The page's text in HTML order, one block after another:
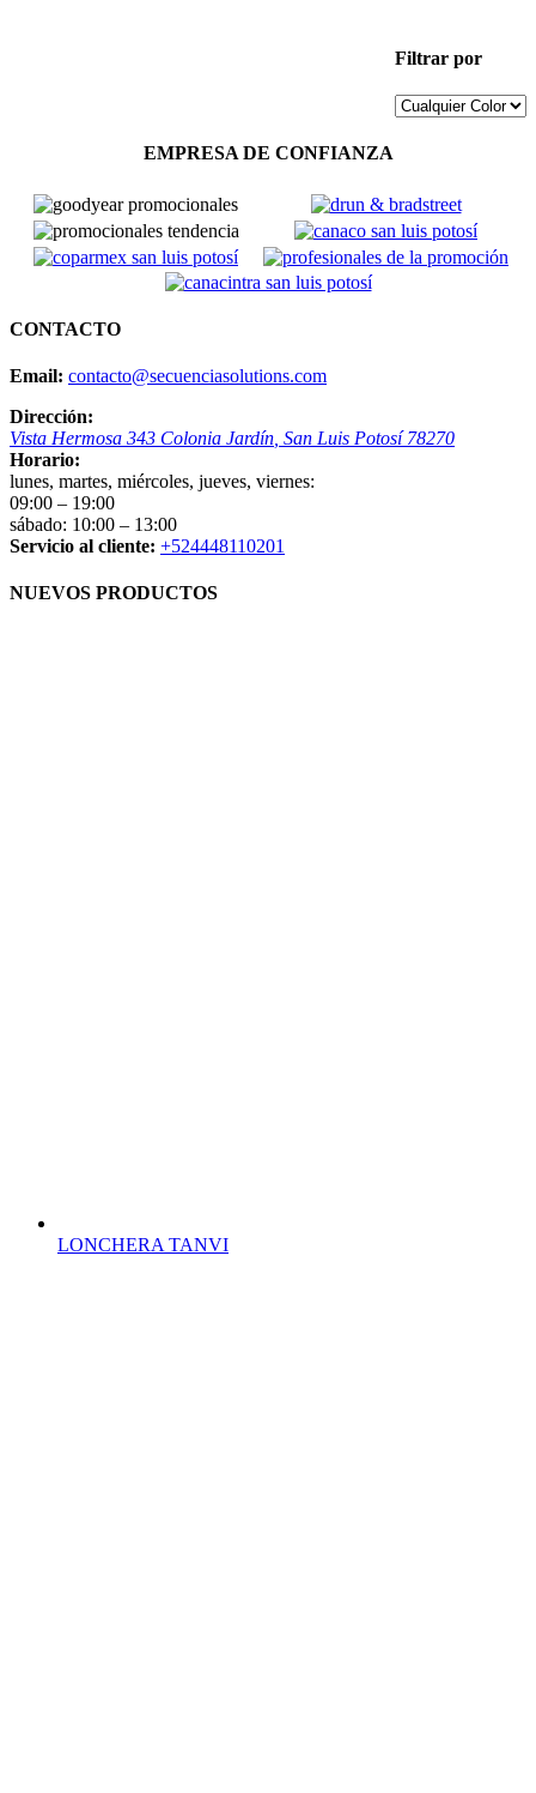
Filtrar por
EMPRESA DE CONFIANZA
CONTACTO
Email: contacto@secuenciasolutions.com
Dirección:
Vista Hermosa 343 Colonia Jardín San Luis Potosí 78270
Horario:
lunes, martes, miércoles, jueves, viernes:
09:00 – 19:00
sábado: 10:00 – 13:00
Servicio al cliente: +524448110201
NUEVOS PRODUCTOS
LONCHERA TANVI